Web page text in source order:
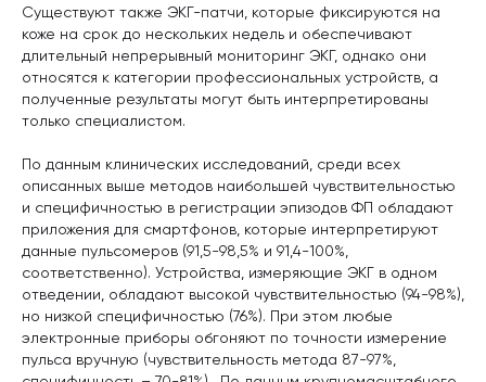
Существуют также ЭКГ-патчи, которые фиксируются на
коже на срок до нескольких недель и обеспечивают
длительный непрерывный мониторинг ЭКГ, однако они
относятся к категории профессиональных устройств, а
полученные результаты могут быть интерпретированы
только специалистом.
По данным клинических исследований, среди всех
описанных выше методов наибольшей чувствительностью
и специфичностью в регистрации эпизодов ФП обладают
приложения для смартфонов, которые интерпретируют
данные пульсомеров (91,5-98,5% и 91,4-100%,
соответственно). Устройства, измеряющие ЭКГ в одном
отведении, обладают высокой чувствительностью (94-98%),
но низкой специфичностью (76%). При этом любые
электронные приборы обгоняют по точности измерение
пульса вручную (чувствительность метода 87-97%,